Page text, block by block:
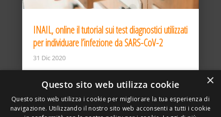
INAIL, online il tutorial sui test diagnostici utilizzati
per individuare l’infezione da SARS-CoV-2
31 Dic 2020
×
Questo sito web utilizza cookie
Questo sito web utilizza i cookie per migliorare la tua esperienza di
navigazione. Utilizzando il nostro sito web acconsenti a tutti i cookie